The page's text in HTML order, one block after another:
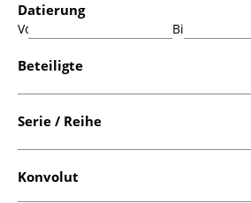
Datierung
Von: Bis:
Beteiligte
Serie / Reihe
Konvolut